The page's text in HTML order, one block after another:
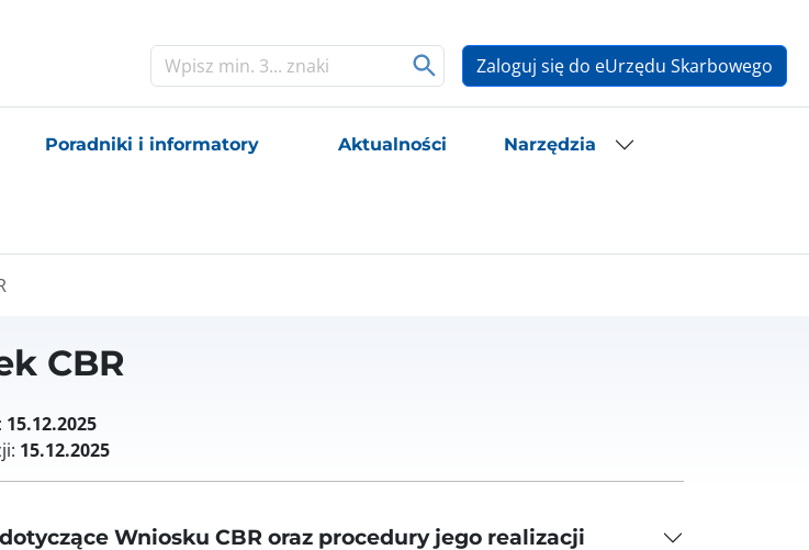
Zaloguj się do eUrzędu Skarbowego
Poradniki i informatory Aktualności Narzędzia
CBR
15.12.2025
15.12.2025
Wniosku CBR oraz procedury jego realizacji